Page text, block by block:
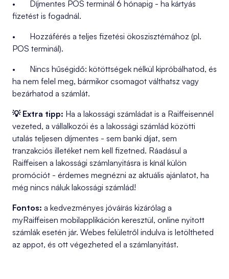
• Díjmentes POS terminál 6 hónapig - ha kártyás
fizetést is fogadnál.
• Hozzáférés a teljes fizetési ökoszisztémához (pl.
POS terminál).
• Nincs hűségidő: kötöttségek nélkül kipróbálhatod, és
ha nem felel meg, bármikor csomagot válthatsz vagy
bezárhatod a számlát.
💡 Extra tipp: Ha a lakossági számládat is a Raiffeisennél
vezeted, a vállalkozói és a lakossági számlád közötti
utalás teljesen díjmentes - sem banki díjat, sem
tranzakciós illetéket nem kell fizetned. Ráadásul a
Raiffeisen a lakossági számlanyitásra is kínál külön
promóciót - érdemes megnézni az aktuális ajánlatot, ha
még nincs náluk lakossági számlád!
Fontos: a kedvezményes jóváírás kizárólag a
myRaiffeisen mobilapplikáción keresztül, online nyitott
számlák esetén jár. Webes felületről indulva is letöltheted
az appot, és ott végezheted el a számlanyitást.